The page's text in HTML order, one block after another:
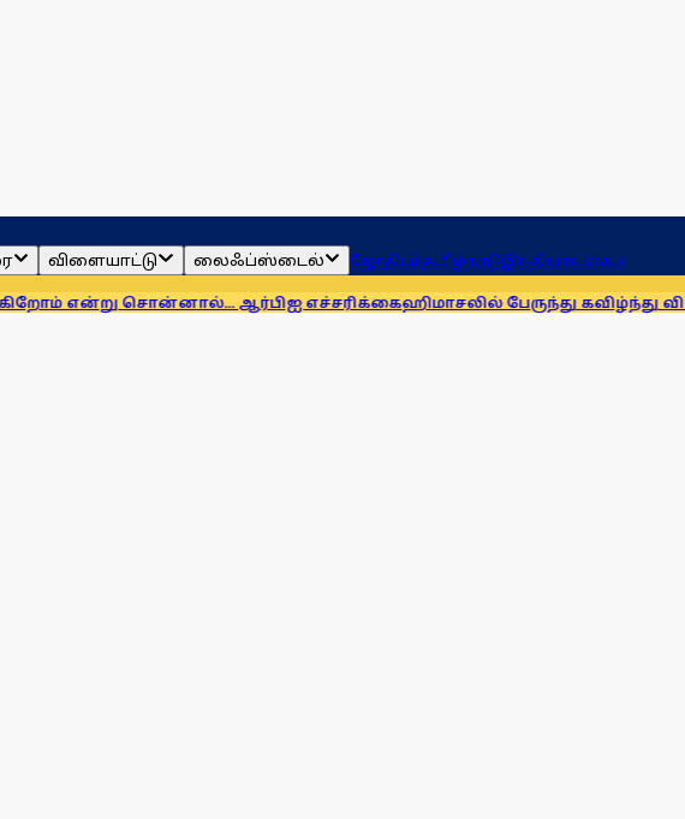
விளையாட்டு லைஃப்ஸ்டைல் ஜோதிடம்தமிழ்நாடுஇந்தியாஉலகம்
சொன்னால்... ஆர்பிஐ எச்சரிக்கைஹிமாசலில் பேருந்து கவிழ்ந்து விபத்து! 7